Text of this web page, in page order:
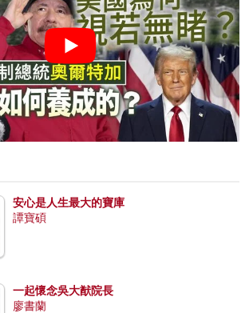
安心是人生最大的寶庫
譚寶碩
一起懷念吳大猷院長
廖書蘭